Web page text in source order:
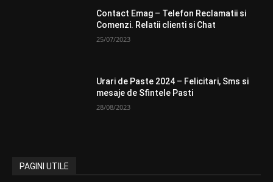
Contact Emag – Telefon Reclamatii si
Comenzi. Relatii clienti si Chat
25/07/2023
Urari de Paste 2024 – Felicitari, Sms si
mesaje de Sfintele Pasti
28/08/2023
PAGINI UTILE